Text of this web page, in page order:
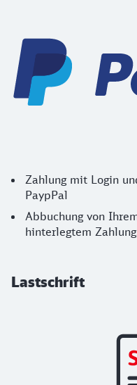
Zahlung mit Login
PaypPal
Abbuchung von
hinterlegtem
Lastschrift